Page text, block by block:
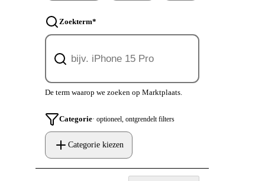
Zoekterm*
De term waarop we zoeken op Marktplaats.
Categorie· optioneel, ontgrendelt filters
Categorie kiezen